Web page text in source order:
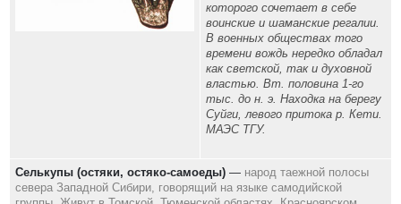
которого сочетает в себе
воинские и шаманские регалии.
В военных обществах того
времени вождь нередко обладал
как светской, так и духовной
властью. Вт. половина 1-го
тыс. до н. э. Находка на берегу
Суйги, левого притока р. Кети.
МАЭС ТГУ.
Селькупы (остяки, остяко-самоеды) — народ таежной полосы
севера Западной Сибири, говорящий на языке самодийской